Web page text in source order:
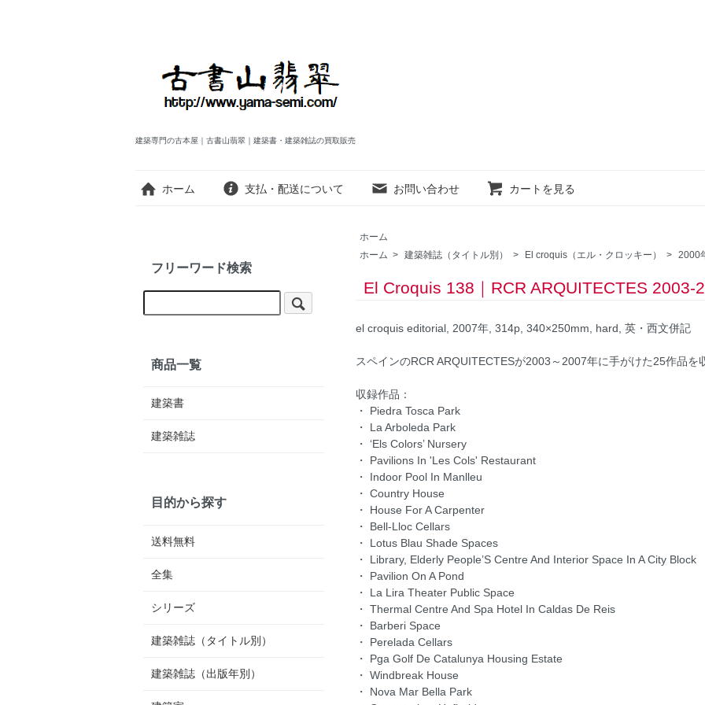
建築専門の古本屋｜古書山翡翠｜建築書・建築雑誌の買取販売
ホーム 支払・配送について お問い合わせ カートを見る
ホーム
ホーム > 建築雑誌（タイトル別） > El croquis（エル・クロッキー） > 2000
El Croquis 138｜RCR ARQUITECTES 2003-
el croquis editorial, 2007年, 314p, 340×250mm, hard, 英・西文併記
スペインのRCR ARQUITECTESが2003～2007年に手がけた25作品を
収録作品：
・ Piedra Tosca Park
・ La Arboleda Park
・ ‘Els Colors’ Nursery
・ Pavilions In 'Les Cols' Restaurant
・ Indoor Pool In Manlleu
・ Country House
・ House For A Carpenter
・ Bell-Lloc Cellars
・ Lotus Blau Shade Spaces
・ Library, Elderly People’S Centre And Interior Space In A City Block
・ Pavilion On A Pond
・ La Lira Theater Public Space
・ Thermal Centre And Spa Hotel In Caldas De Reis
・ Barberi Space
・ Perelada Cellars
・ Pga Golf De Catalunya Housing Estate
・ Windbreak House
・ Nova Mar Bella Park
フリーワード検索
商品一覧
建築書
建築雑誌
目的から探す
送料無料
全集
シリーズ
建築雑誌（タイトル別）
建築雑誌（出版年別）